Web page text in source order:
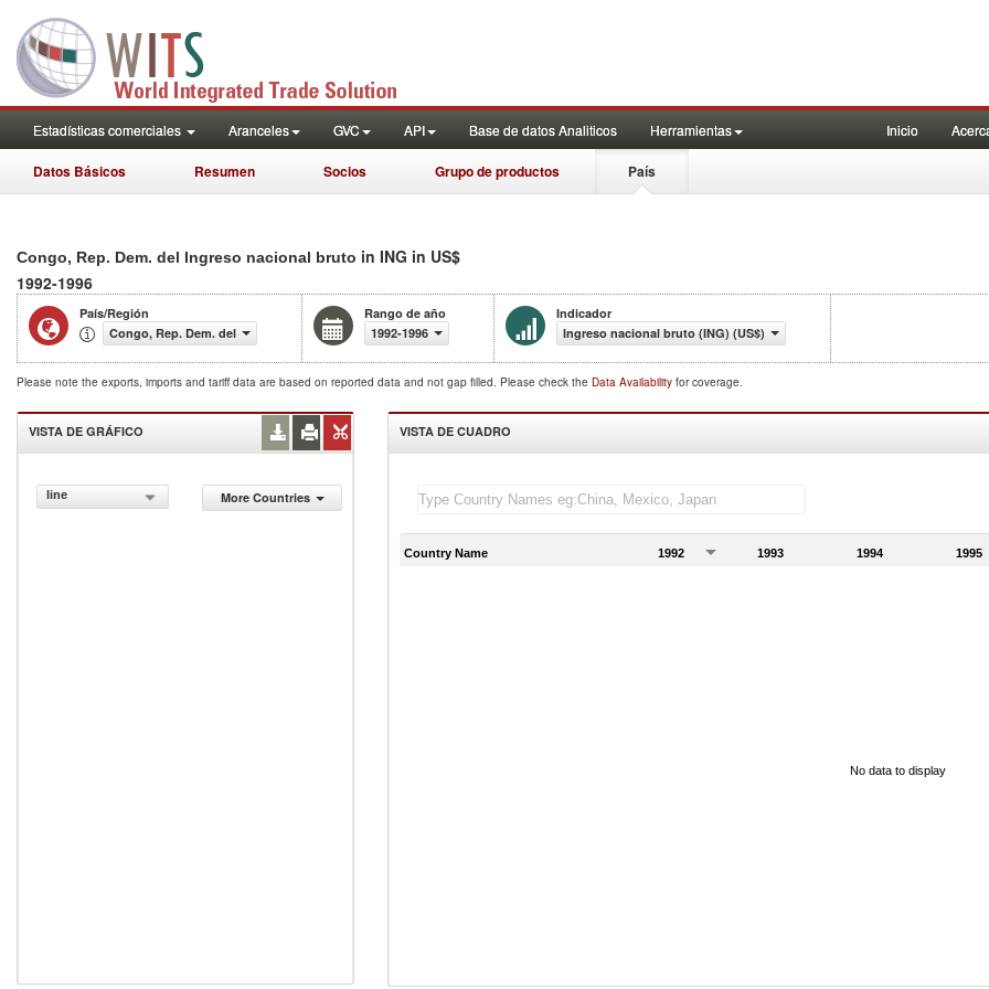
Estadísticas comerciales Aranceles GVC API Base de datos Analiticos Herramientas Inicio
Datos Básicos Resumen Socios Grupo de productos País
Congo, Rep. Dem. del Ingreso nacional bruto in ING in US$
1992-1996
País/Región
Congo, Rep. Dem. del
Rango de año
1992-1996
Indicador
Ingreso nacional bruto (ING) (US$)
Please note the exports, imports and tariff data are based on reported data and not gap filled. Please check the Data Availability for coverage.
VISTA DE GRÁFICO
line More Countries
VISTA DE CUADRO
Country Name 1992 1993 1994 1995
No data to display